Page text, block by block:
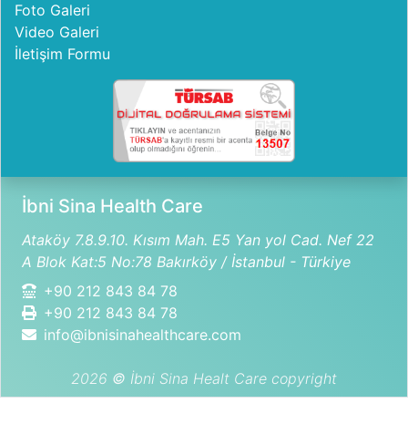
Foto Galeri
Video Galeri
İletişim Formu
İbni Sina Health Care
Ataköy 7.8.9.10. Kısım Mah. E5 Yan yol Cad. Nef 22
A Blok Kat:5 No:78 Bakırköy / İstanbul - Türkiye
+90 212 843 84 78
+90 212 843 84 78
info@ibnisinahealthcare.com
2026 © İbni Sina Healt Care copyright